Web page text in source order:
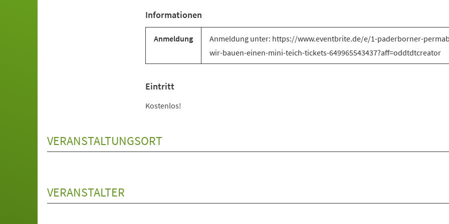
Informationen
Anmeldung
Anmeldung unter: https://www.eventbrite.de/e/1-paderborner-
wir-bauen-einen-mini-teich-tickets-649965543437?aff=oddtdtcreator
Eintritt
Kostenlos!
VERANSTALTUNGSORT
VERANSTALTER